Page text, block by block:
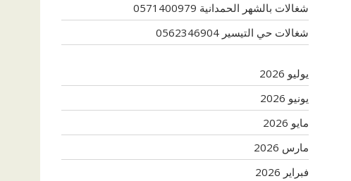
شغالات بالشهر الحمدانية 0571400979
شغالات حي التيسير 0562346904
يوليو 2026
يونيو 2026
مايو 2026
مارس 2026
فبراير 2026